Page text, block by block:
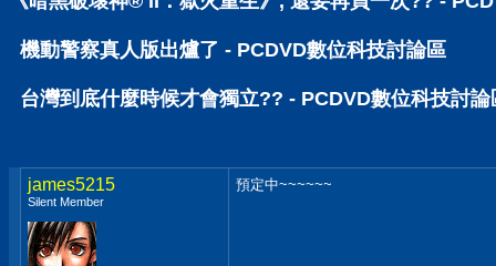
機動警察真人版出爐了 - PCDVD數位科技討論區
台灣到底什麼時候才會獨立?? - PCDVD數位科技討論
james5215
Silent Member
預定中~~~~~~